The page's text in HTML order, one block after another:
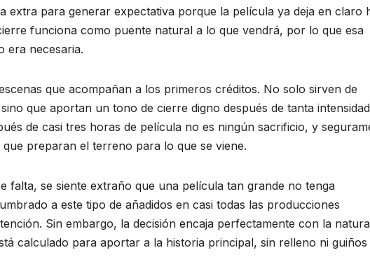
extra para generar expectativa porque la película ya deja en claro
funciona como puente natural a lo que vendrá, por lo que esa
era necesaria.
que acompañan a los primeros créditos. No solo sirven de
que aportan un tono de cierre digno después de tanta
de casi tres horas de película no es ningún sacrificio, y
preparan el terreno para lo que se viene.
falta, se siente extraño que una película tan grande no tenga
a este tipo de añadidos en casi todas las producciones
Sin embargo, la decisión encaja perfectamente con la
calculado para aportar a la historia principal, sin relleno ni guiños